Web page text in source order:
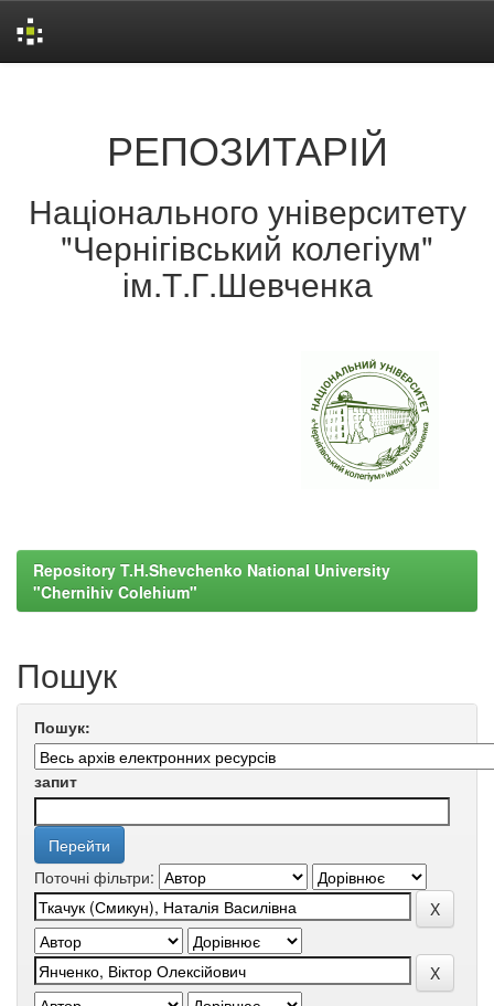
РЕПОЗИТАРІЙ
Національного університету
"Чернігівський колегіум"
ім.Т.Г.Шевченка
Repository T.H.Shevchenko National University
"Chernihiv Colehium"
Пошук
Пошук:
запит
Поточні фільтри: